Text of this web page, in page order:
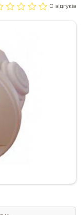
0 відгуків